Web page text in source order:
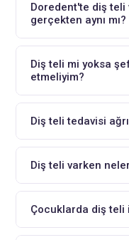
Doredent'te diş
gerçekten aynı mı?
Diş teli mi yoksa
etmeliyim?
Diş teli tedavisi
Diş teli varken
Çocuklarda diş teli